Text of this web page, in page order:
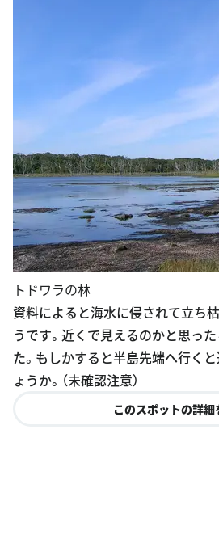
トドワラの林
資料によると海水に侵されて立ち
うです。近くで見えるのかと思っ
た。もしかすると半島先端へ行く
ょうか。（未確認注意）
このスポットの詳細